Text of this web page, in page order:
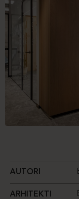
AUTORI
ARHITEKTI